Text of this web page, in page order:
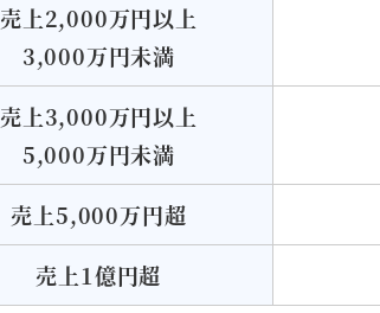
売上2,000万円以上
3,000万円未満
売上3,000万円以上
5,000万円未満
売上5,000万円超
売上1億円超